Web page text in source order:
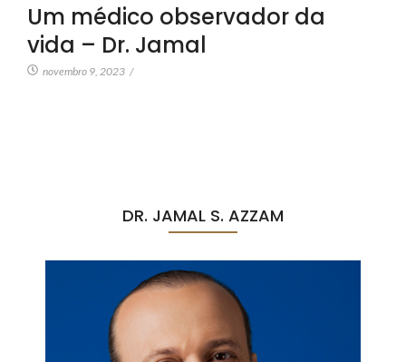
Um médico observador da
vida – Dr. Jamal
novembro 9, 2023 /
DR. JAMAL S. AZZAM